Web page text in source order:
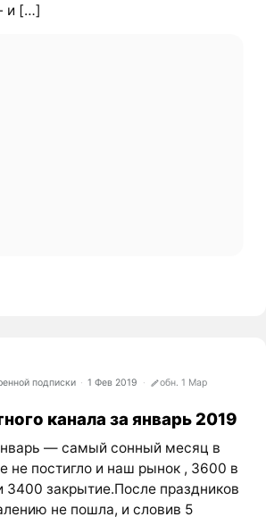
и […]
подписки 1 Фев 2019 обн. 1 Мар
канала за январь 2019
— самый сонный месяц в
не постигло и наш рынок , 3600 в
3400 закрытие.После праздников
не пошла, и словив 5